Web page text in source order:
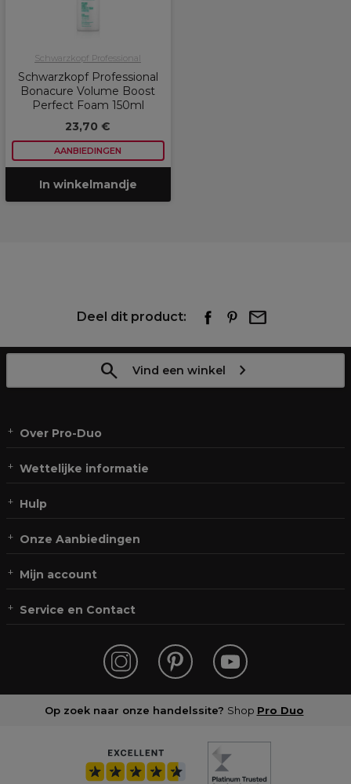
Schwarzkopf Professional
Schwarzkopf Professional
Bonacure Volume Boost
Perfect Foam 150ml
23,70 €
AANBIEDINGEN
In winkelmandje
Deel dit product:
Vind een winkel
Over Pro-Duo
Wettelijke informatie
Hulp
Onze Aanbiedingen
Mijn account
Service en Contact
Op zoek naar onze handelssite? Shop Pro Duo